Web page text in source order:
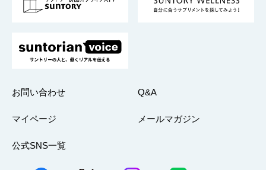
採用情報
お問い合わせ Q&A
マイページ メールマガジン
公式SNS一覧